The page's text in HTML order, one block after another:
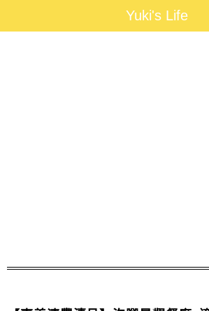
Yuki's LifeYuki's Life